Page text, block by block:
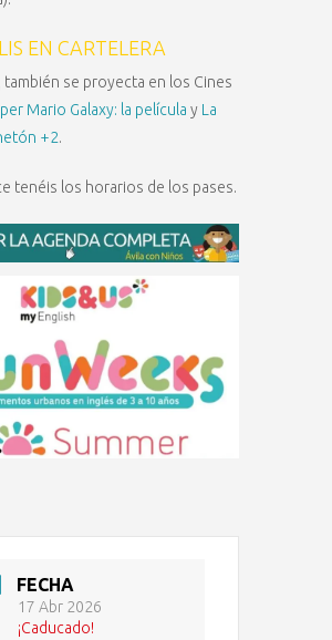
EN CARTELERA
también se proyecta en los Cines
Mario Galaxy: la película y La
+2.
tenéis los horarios de los pases.
FECHA
17 Abr 2026
¡Caducado!